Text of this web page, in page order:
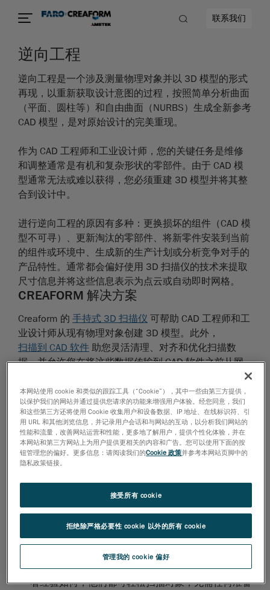
联系我们
逆向工程
逆向工程是一个涉及测量物理对象并以 3D 模型的形式
再现，以重新获取设计意图的过程，按照简单分析曲面
（平面、圆柱等）和自由曲面（NURBS）生成全新参考
CAD 模型，是对原始设计的完美重现。
作为 CAD 工程师和工业设计师，您的关键任务是维修
和调整通常是有机和复杂形状的零部件。由于 CAD 模
型通常无法或难以获得，您必须重建 3D 模型并将其整
合到设计中。
进行逆向工程的原因有多种：更换损坏的组件（CAD 模
型不可寻）、更新淘汰的零部件、将新零件安装到当前
的组件或环境中、生成新的生产计划或分析竞争对手的
产品特性。通常都会偏好使用 3D 扫描仪的技术来提取
尺寸信息并将这些信息表示为点云或自动即时网格。
CREAFORM 解决方案
Creaform 的 手持式 3D 扫描仪 可帮助 CAD 工程师和工
业设计师从现有物理对象创建 3D 模型。此外，
扫描到 CAD 软件 助您灵活清理、对齐和优化扫描数
据，并允许您在将这些数据传输到 CAD 软件之前从网
高分辨率、多功能、易于使用和快速的 3D 扫描工具和
软件是您实现目标并克服挑战的理想解决方案。
高清细节： 对于复杂细节的高分辨率以及全彩支
持，扫描质量无可挑剔，可用于对自由曲面进行建模
并查看小特征。
多功能性： 借助先进的激光和光学技术以及无限扫
尺寸、形状、材料、表面粗糙度和复杂性的限制。
简便性： 即插即用装置和用户友好界面，无论使用
者经验如何，他们都可轻松扫描对象，无需任何准备
本网站使用 cookie 和类似的跟踪工具（“Cookie”），其中一些由第三方提供，
以保护我们的网站并通过提供您请求的功能来增强用户体验。经您同意，我们
和这些第三方还将使用 Cookie 收集用户和设备数据、IP 地址、在线标识符、引
用 URL 和其他浏览信息，并记录用户会话和与网站的互动，以分析我们网站的
性能和流量，改善网站运营和性能，更多地了解用户，提供个性化体验，并在
本网站和第三方网站上为用户提供更相关的内容和广告。您可以使用下面的按
钮管理您的偏好。更多信息：请阅读我们的Cookie 政策并参考本网站页脚中的
隐私政策链接。
管理我的 cookie 偏好
拒绝除严格必要性 cookie 以外的所有 cookie
接受所有 cookie